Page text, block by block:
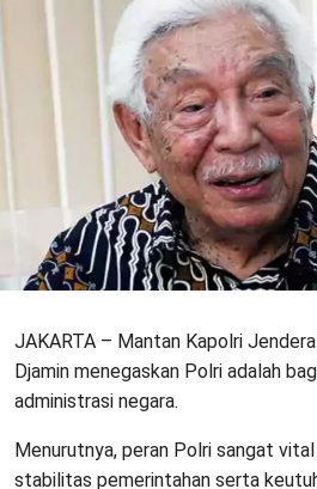
JAKARTA – Mantan Kapolri
Djamin menegaskan Polri adalah
administrasi negara.
Menurutnya, peran Polri sangat
stabilitas pemerintahan serta